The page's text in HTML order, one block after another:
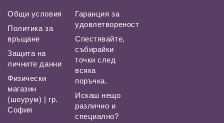
Общи условия
Политика за
връщане
Защита на
личните данни
Физически
магазин
(шоурум) | гр.
София
Гаранция за
удовлетвореност
Спестявайте,
събирайки
точки след
всяка
поръчка.
Искаш нещо
различно и
специално?